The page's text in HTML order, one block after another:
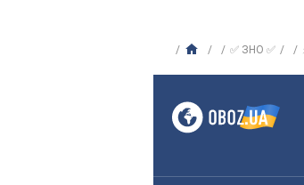
✅ ЗНО ✅